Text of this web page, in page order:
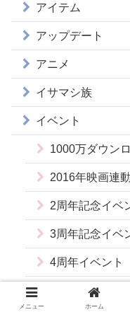
アイテム
アップデート
アニメ
イサマシ族
イベント
1000万ダウン
2016年映画連
2周年記念イベ
3周年記念イベ
4周年イベント
KJの盆踊りナ
メニュー ホーム